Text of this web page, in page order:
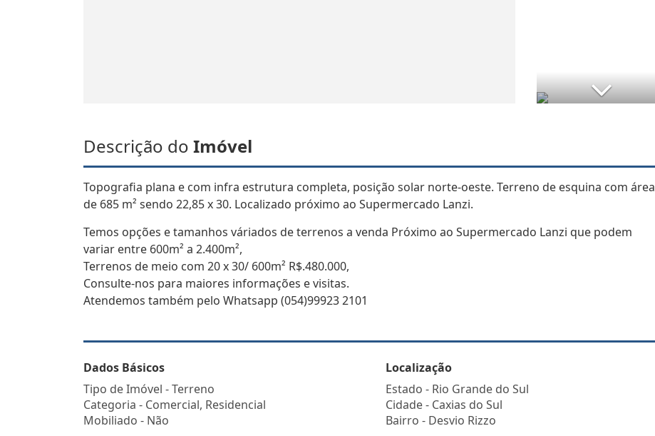
Descrição do Imóvel
Topografia plana e com infra estrutura completa, posição solar norte-oeste. Terreno de esquina com área
de 685 m² sendo 22,85 x 30. Localizado próximo ao Supermercado Lanzi.
Temos opções e tamanhos váriados de terrenos a venda Próximo ao Supermercado Lanzi que podem
variar entre 600m² a 2.400m²,
Terrenos de meio com 20 x 30/ 600m² R$.480.000,
Consulte-nos para maiores informações e visitas.
Atendemos também pelo Whatsapp (054)99923 2101
Dados Básicos
Tipo de Imóvel - Terreno
Categoria - Comercial, Residencial
Mobiliado - Não
Localização
Estado - Rio Grande do Sul
Cidade - Caxias do Sul
Bairro - Desvio Rizzo